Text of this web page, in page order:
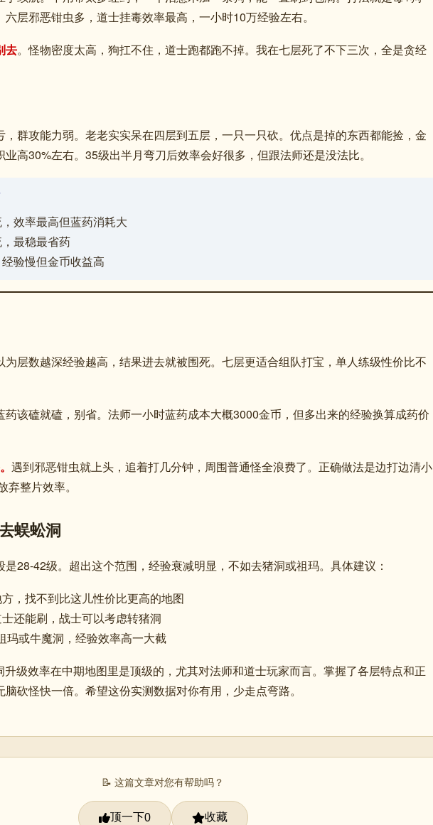
层邪恶钳虫多，道士挂毒效率最高，一小时10万经验左右。
去。怪物密度太高，狗扛不住，道士跑都跑不掉。我在七层死了不下三次，全是贪经
，群攻能力弱。老老实实呆在四层到五层，一只一只砍。优点是掉的东西都能捡，金
高30%左右。35级出半月弯刀后效率会好很多，但跟法师还是没法比。
效率最高但蓝药消耗大
最稳最省药
验慢但金币收益高
为层数越深经验越高，结果进去就被围死。七层更适合组队打宝，单人练级性价比不
药该磕就磕，别省。法师一小时蓝药成本大概3000金币，但多出来的经验换算成药价
遇到邪恶钳虫就上头，追着打几分钟，周围普通怪全浪费了。正确做法是边打边清小
整片效率。
蜈蚣洞
28-42级。超出这个范围，经验衰减明显，不如去猪洞或祖玛。具体建议：
，找不到比这儿性价比更高的地图
还能刷，战士可以考虑转猪洞
玛或牛魔洞，经验效率高一大截
级效率在中期地图里是顶级的，尤其对法师和道士玩家而言。掌握了各层特点和正
砍怪快一倍。希望这份实测数据对你有用，少走点弯路。
📝 这篇文章对您有帮助吗？
顶一下0 收藏